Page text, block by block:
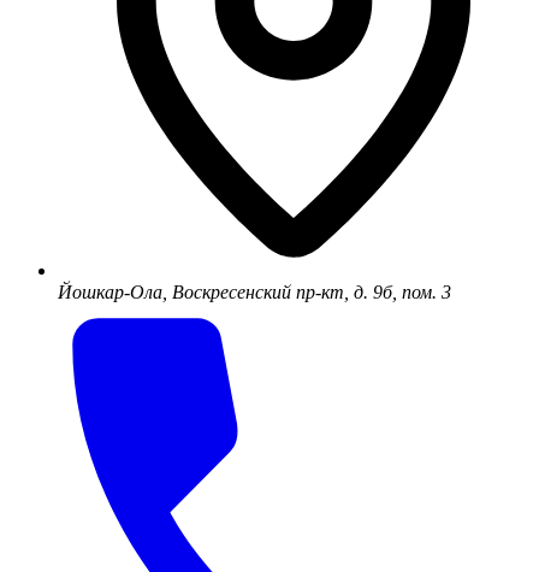
Йошкар-Ола, Воскресенский пр-кт, д. 9б, пом. 3